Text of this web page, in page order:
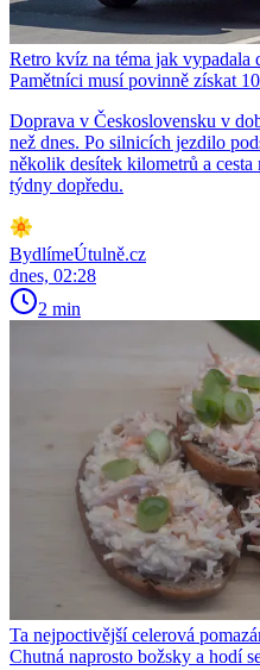
Retro kvíz na téma jak vypadala
Pamětníci musí povinně získat
Doprava v Československu v
než dnes. Po silnicích jezdilo
několik desítek kilometrů a cesta
týdny dopředu.
BydlímeÚtulně.cz
dnes, 02:28
2 min
Ta nejpoctivější celerová
Chutná naprosto božsky a hodí